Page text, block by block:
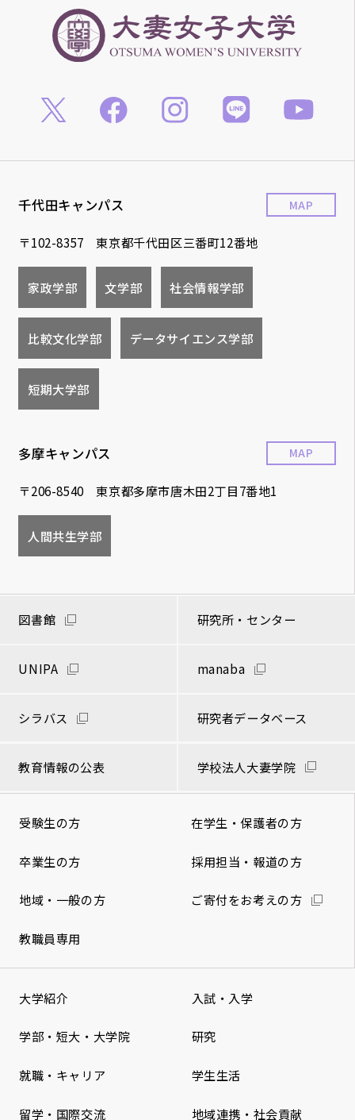
千代田キャンパス
〒102-8357 東京都千代田区三番町12番地
MAP
家政学部 文学部 社会情報学部
比較文化学部 データサイエンス学部
短期大学部
多摩キャンパス
〒206-8540 東京都多摩市唐木田2丁目7番地1
MAP
人間共生学部
図書館 研究所・センター
UNIPA manaba
シラバス 研究者データベース
教育情報の公表 学校法人大妻学院
受験生の方 在学生・保護者の方
卒業生の方 採用担当・報道の方
地域・一般の方 ご寄付をお考えの方
教職員専用
大学紹介 入試・入学
学部・短大・大学院 研究
就職・キャリア 学生生活
留学・国際交流 地域連携・社会貢献